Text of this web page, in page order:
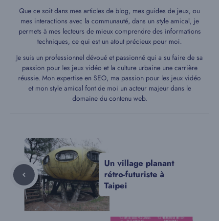
Que ce soit dans mes articles de blog, mes guides de jeux, ou
mes interactions avec la communauté, dans un style amical, je
permets à mes lecteurs de mieux comprendre des informations
techniques, ce qui est un atout précieux pour moi.
Je suis un professionnel dévoué et passionné qui a su faire de sa
passion pour les jeux vidéo et la culture urbaine une carrière
réussie. Mon expertise en SEO, ma passion pour les jeux vidéo
et mon style amical font de moi un acteur majeur dans le
domaine du contenu web.
Un village planant
rétro-futuriste à
Taipei